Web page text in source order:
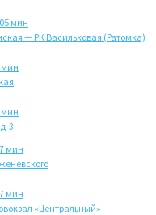
мин
— РК Васильковая (Ратомка)
мин
мин
3
мин
мин
«Центральный»